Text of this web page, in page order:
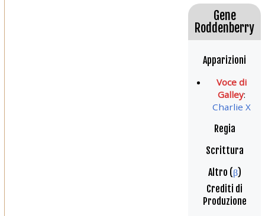
Gene
Roddenberry
Apparizioni
Voce di
Galley:
Charlie X
Regia
Scrittura
Altro (β)
Crediti di
Produzione